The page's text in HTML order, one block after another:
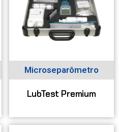
Microseparômetro
LubTest Premium